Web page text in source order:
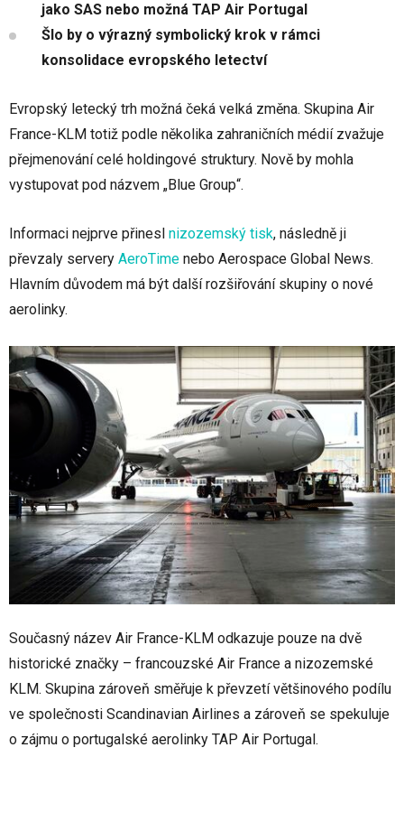
jako SAS nebo možná TAP Air Portugal
Šlo by o výrazný symbolický krok v rámci
konsolidace evropského letectví
Evropský letecký trh možná čeká velká změna. Skupina Air
France-KLM totiž podle několika zahraničních médií zvažuje
přejmenování celé holdingové struktury. Nově by mohla
vystupovat pod názvem „Blue Group“.
Informaci nejprve přinesl nizozemský tisk, následně ji
převzaly servery AeroTime nebo Aerospace Global News.
Hlavním důvodem má být další rozšiřování skupiny o nové
aerolinky.
Současný název Air France-KLM odkazuje pouze na dvě
historické značky – francouzské Air France a nizozemské
KLM. Skupina zároveň směřuje k převzetí většinového podílu
ve společnosti Scandinavian Airlines a zároveň se spekuluje
o zájmu o portugalské aerolinky TAP Air Portugal.